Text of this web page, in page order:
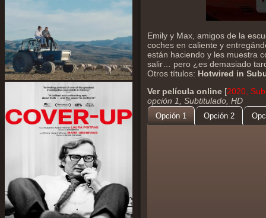
Emily y Max, amigos de la
coches en caliente y
están haciendo y les muestra
salir… pero ¿es demasiado
Otros títulos: Hotwired in
Ver película online [2020,
opción 1, Subtitulado, HD
Opción 1 Opción 2